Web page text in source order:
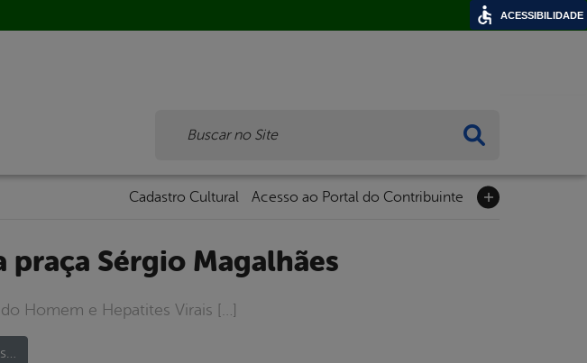
Cadastro Cultural Acesso ao Portal do Contribuinte
praça Sérgio Magalhães
Homem e Hepatites Virais […]
ACESSIBILIDADE